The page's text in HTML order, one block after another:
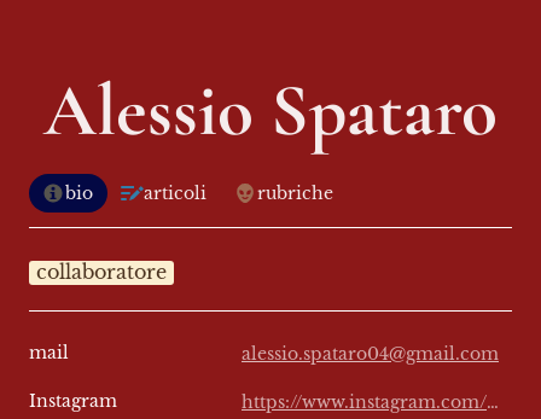
Alessio Spataro
bio articoli rubriche
collaboratore
mail alessio.spataro04@gmail.com
Instagram https://www.instagram.com/_gin.tonyc_